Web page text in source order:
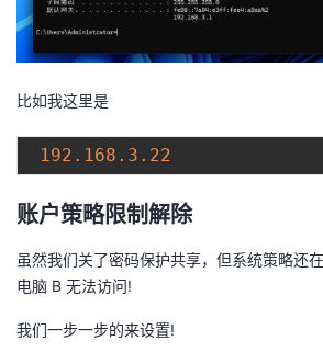
比如我这里是
192.168 .3 .22
账户策略限制解除
虽然我们关了密码保护共享，但系统策略还
电脑 B 无法访问!
我们一步一步的来设置!